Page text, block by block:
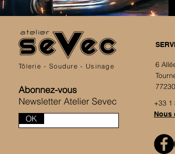
Tôlerie - Soudure - Usinage
Abonnez-vous
Newsletter Atelier Sevec
OK
6
+33 1
Nous